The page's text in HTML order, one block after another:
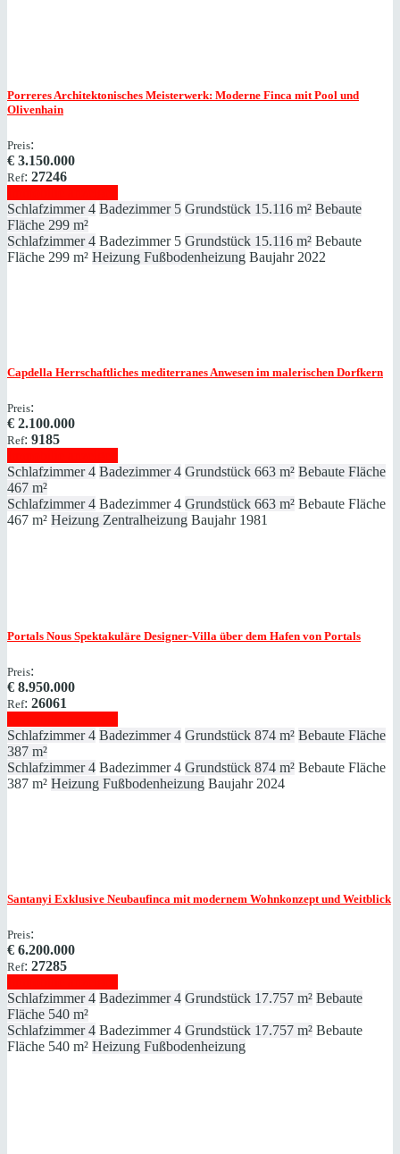
Porreres Architektonisches Meisterwerk: Moderne Finca mit Pool und
Olivenhain
Preis:
€ 3.150.000
Ref: 27246
Schlafzimmer 4 Badezimmer 5 Grundstück 15.116 m² Bebaute
Fläche 299 m²
Schlafzimmer 4 Badezimmer 5 Grundstück 15.116 m² Bebaute
Fläche 299 m² Heizung Fußbodenheizung Baujahr 2022
Capdella Herrschaftliches mediterranes Anwesen im malerischen Dorfkern
Preis:
€ 2.100.000
Ref: 9185
Schlafzimmer 4 Badezimmer 4 Grundstück 663 m² Bebaute Fläche
467 m²
Schlafzimmer 4 Badezimmer 4 Grundstück 663 m² Bebaute Fläche
467 m² Heizung Zentralheizung Baujahr 1981
Portals Nous Spektakuläre Designer-Villa über dem Hafen von Portals
Preis:
€ 8.950.000
Ref: 26061
Schlafzimmer 4 Badezimmer 4 Grundstück 874 m² Bebaute Fläche
387 m²
Schlafzimmer 4 Badezimmer 4 Grundstück 874 m² Bebaute Fläche
387 m² Heizung Fußbodenheizung Baujahr 2024
Santanyi Exklusive Neubaufinca mit modernem Wohnkonzept und Weitblick
Preis:
€ 6.200.000
Ref: 27285
Schlafzimmer 4 Badezimmer 4 Grundstück 17.757 m² Bebaute
Fläche 540 m²
Schlafzimmer 4 Badezimmer 4 Grundstück 17.757 m² Bebaute
Fläche 540 m² Heizung Fußbodenheizung